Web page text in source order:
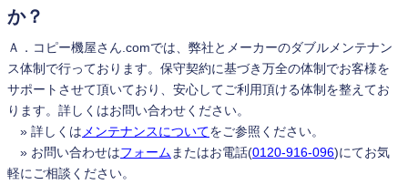
か？
Ａ．コピー機屋さん.comでは、弊社とメーカーのダブルメンテナン
ス体制で行っております。保守契約に基づき万全の体制でお客様を
サポートさせて頂いており、安心してご利用頂ける体制を整えてお
ります。詳しくはお問い合わせください。
» 詳しくは メンテナンスについてをご参照ください。
» お問い合わせはフォーム またはお電話(0120-916-096)にてお気
軽にご相談ください。